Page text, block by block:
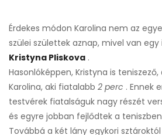
Érdekes módon Karolina nem az
szülei születtek aznap, mivel van egy
Kristyna Pliskova .
Hasonlóképpen, Kristyna is
Karolina, aki fiatalabb 2 perc . Ennek
testvérek fiatalságuk nagy részét
és egyre jobban fejlődtek a
Továbbá a két lány egykori